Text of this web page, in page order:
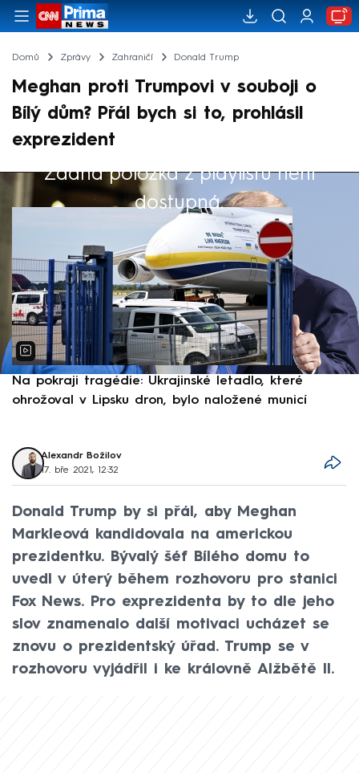
Domů Zprávy Zahraničí Donald Trump
Meghan proti Trumpovi v souboji o
Bílý dům? Přál bych si to, prohlásil
exprezident
Žádná položka z playlistu není
dostupná.
Výběr redakce
Na pokraji tragédie: Ukrajinské letadlo, které
ohrožoval v Lipsku dron, bylo naložené municí
Alexandr Božilov
17. bře 2021, 12:32
Donald Trump by si přál, aby Meghan
Markleová kandidovala na americkou
prezidentku. Bývalý šéf Bílého domu to
uvedl v úterý během rozhovoru pro stanici
Fox News. Pro exprezidenta by to dle jeho
slov znamenalo další motivaci ucházet se
znovu o prezidentský úřad. Trump se v
rozhovoru vyjádřil i ke královně Alžbětě II.